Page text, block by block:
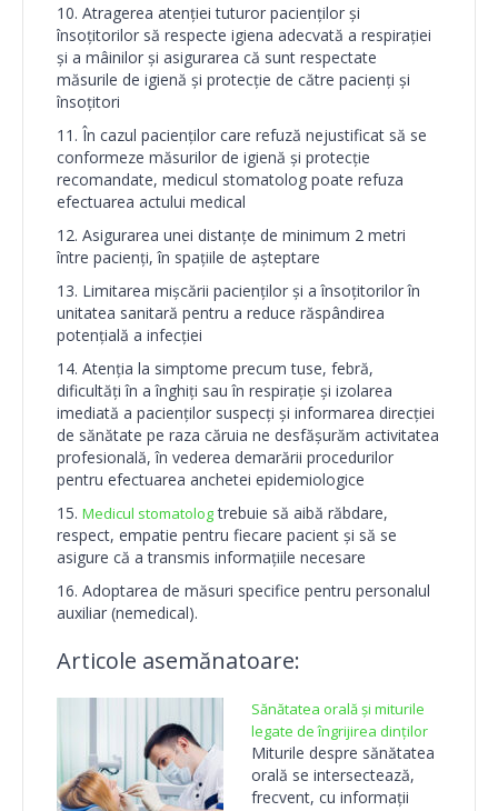
Atragerea atenției tuturor pacienților și
însoțitorilor să respecte igiena adecvată a respirației
și a mâinilor și asigurarea că sunt respectate
măsurile de igienă și protecție de către pacienți și
însoțitori
În cazul pacienților care refuză nejustificat să se
conformeze măsurilor de igienă și protecție
recomandate, medicul stomatolog poate refuza
efectuarea actului medical
Asigurarea unei distanțe de minimum 2 metri
între pacienți, în spațiile de așteptare
Limitarea mișcării pacienților și a însoțitorilor în
unitatea sanitară pentru a reduce răspândirea
potențială a infecției
Atenția la simptome precum tuse, febră,
dificultăți în a înghiți sau în respirație și izolarea
imediată a pacienților suspecți și informarea direcției
de sănătate pe raza căruia ne desfășurăm activitatea
profesională, în vederea demarării procedurilor
pentru efectuarea anchetei epidemiologice
Medicul stomatologtrebuie să aibă răbdare,
respect, empatie pentru fiecare pacient și să se
asigure că a transmis informațiile necesare
Adoptarea de măsuri specifice pentru personalul
auxiliar (nemedical).
Articole asemănatoare:
Sănătatea orală și miturile
legate de îngrijirea dinților
Miturile despre sănătatea
orală se intersectează,
frecvent, cu informații